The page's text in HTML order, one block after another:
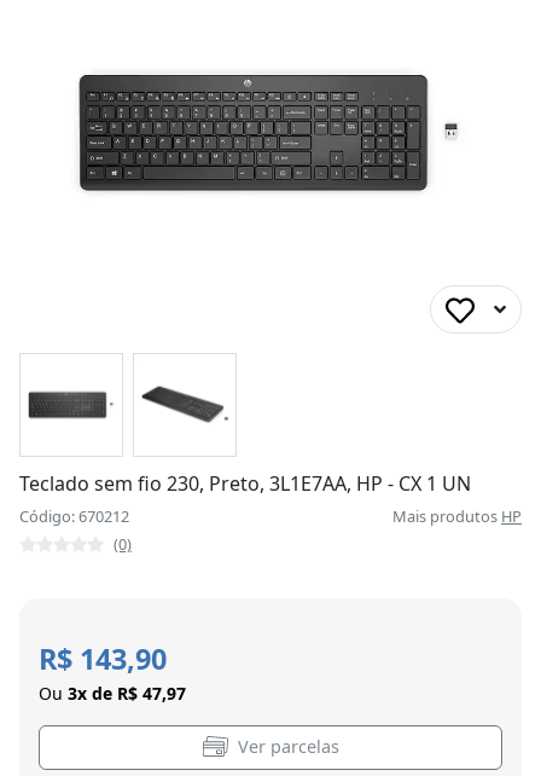
Teclado sem fio 230, Preto, 3L1E7AA, HP - CX 1 UN
Código: 670212 Mais produtos HP
(0)
R$ 143,90
Ou 3x de R$ 47,97
Ver parcelas